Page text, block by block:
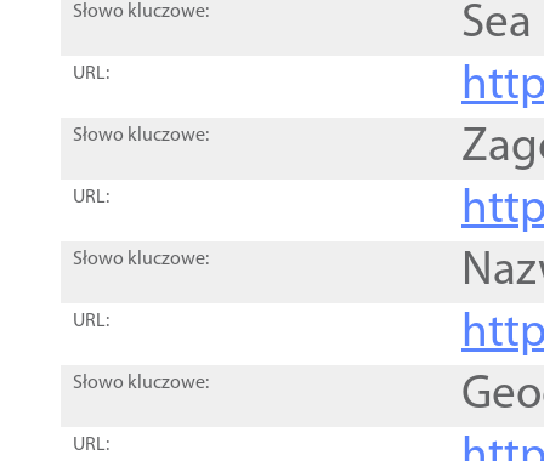
Słowo kluczowe:
URL:
Słowo kluczowe:
URL:
Słowo kluczowe:
URL:
Słowo kluczowe:
URL: